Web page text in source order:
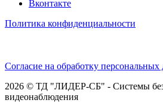
Вконтакте
Политика конфиденциальности
Согласие на обработку
2026 © ТД "ЛИДЕР-СБ" - Системы
видеонаблюдения